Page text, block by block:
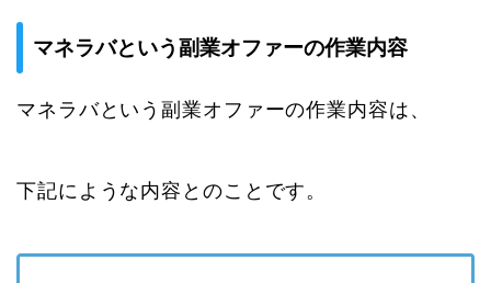
マネラバという副業オファーの作業内容
マネラバという副業オファーの作業内容は、
下記にような内容とのことです。